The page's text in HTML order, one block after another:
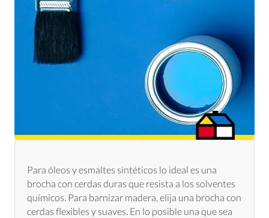
Para óleos y esmaltes sintéticos lo ideal es una
brocha con cerdas duras que resista a los solventes
químicos. Para barnizar madera, elija una brocha con
cerdas flexibles y suaves. En lo posible una que sea